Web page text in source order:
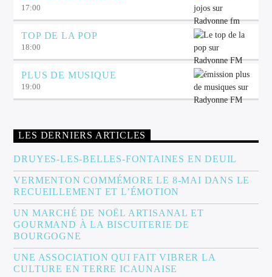
17:00
TOP DE LA POP
18:00
PLUS DE MUSIQUE
19:00
LES DERNIERS ARTICLES
DRUYES-LES-BELLES-FONTAINES EN DEUIL
VERMENTON COMMÉMORE LE 8-MAI DANS LE
RECUEILLEMENT ET L’ÉMOTION
UN MARCHÉ DE NOËL ARTISANAL ET
GOURMAND À LA BISCUITERIE DE
BOURGOGNE
UNE ASSOCIATION QUI FAIT VIBRER LA
CULTURE EN TERRE ICAUNAISE